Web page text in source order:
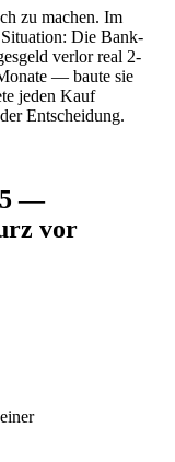
zu machen. Im
Die Bank-
verlor real 2-
— baute sie
jeden Kauf
Entscheidung.
—
vor